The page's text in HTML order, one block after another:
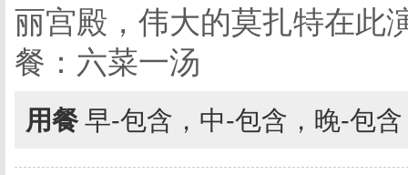
丽宫殿，伟大的莫扎特在此
餐：六菜一汤
用餐 早-包含，中-包含，晚-包